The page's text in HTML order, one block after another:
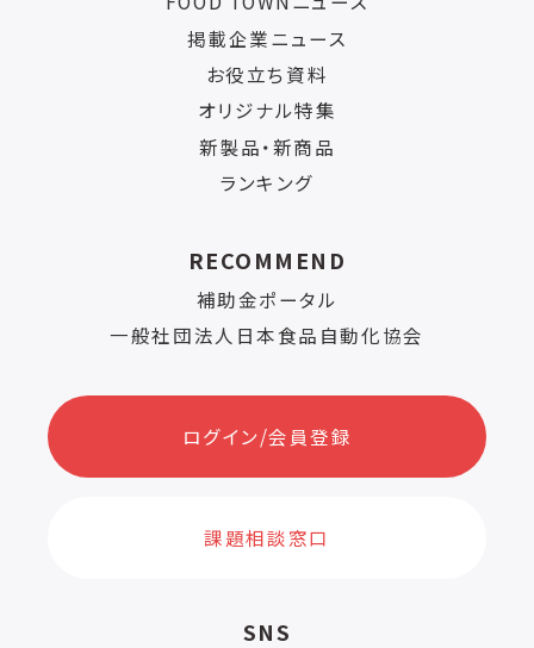
掲載企業ニュース
お役立ち資料
オリジナル特集
新製品・新商品
ランキング
RECOMMEND
補助金ポータル
一般社団法人日本食品自動化協会
ログイン/会員登録
課題相談窓口
SNS